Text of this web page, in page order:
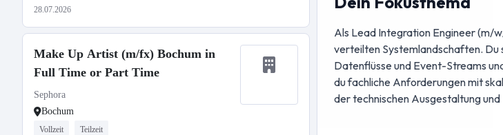
28.07.2026
Make Up Artist (m/fx) Bochum in
Full Time or Part Time
Sephora
Bochum
Vollzeit Teilzeit